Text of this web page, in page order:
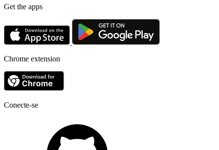
Get the apps
Chrome extension
Conecte-se